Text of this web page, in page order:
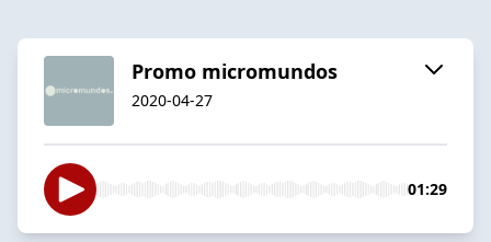
Promo micromundos
2020-04-27
01:29